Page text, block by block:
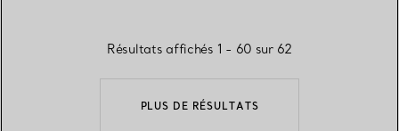
PLUS DE RÉSULTATS
Résultats affichés 1 - 60 sur 62